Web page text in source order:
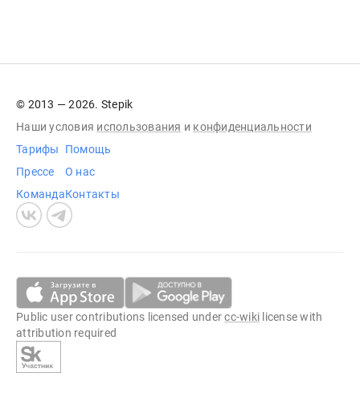
© 2013 — 2026. Stepik
Наши условия использования и конфиденциальности
Тарифы
Прессе
Команда
Помощь
О нас
Контакты
Public user contributions licensed undercc-wiki license with
attribution required